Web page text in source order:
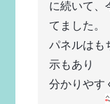
に続いて、
てました。
パネルはも
示もあり
分かりやす